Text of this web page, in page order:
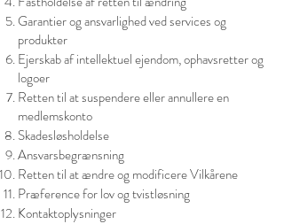
Garantier og ansvarlighed ved services og
produkter
Ejerskab af intellektuel ejendom, ophavsretter og
logoer
Retten til at suspendere eller annullere en
medlemskonto
Skadesløsholdelse
Ansvarsbegrænsning
Retten til at ændre og modificere Vilkårene
Præference for lov og tvistløsning
Kontaktoplysninger